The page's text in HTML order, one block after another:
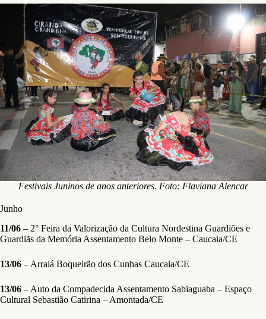
Festivais Juninos de anos anteriores. Foto: Flaviana Alencar
Junho
11/06 – 2° Feira da Valorização da Cultura Nordestina Guardiões e
Guardiãs da Memória Assentamento Belo Monte – Caucaia/CE
13/06 – Arraiá Boqueirão dos Cunhas Caucaia/CE
13/06 – Auto da Compadecida Assentamento Sabiaguaba – Espaço
Cultural Sebastião Catirina – Amontada/CE